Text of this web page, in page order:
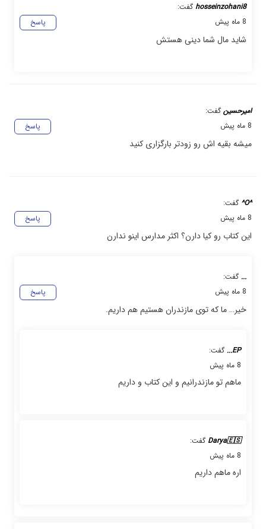
hosseinzohani8 گفت:
پاسخ
8 ماه پیش
شاید مال شما دینی هستش
امیرحسین گفت:
پاسخ
8 ماه پیش
میشه بقیه اش رو زودتر بارگزاری کنید
^O^
گفت:
پاسخ
8 ماه پیش
این کتاب رو کیا دارن؟ اکثر مدارس اینو ندارن
... گفت:
پاسخ
8 ماه پیش
خیر… ما که توی مازندران هستیم هم داریم.
EP...
گفت:
8 ماه پیش
ماهم تو مازندرانیم و این کتاب و داریم
Darya🇪🇸 گفت:
8 ماه پیش
اره ماهم داریم